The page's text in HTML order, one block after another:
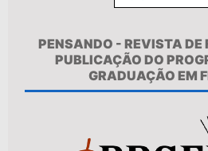
PENSANDO - REVISTA DE
PUBLICAÇÃO DO
GRADUAÇÃO EM